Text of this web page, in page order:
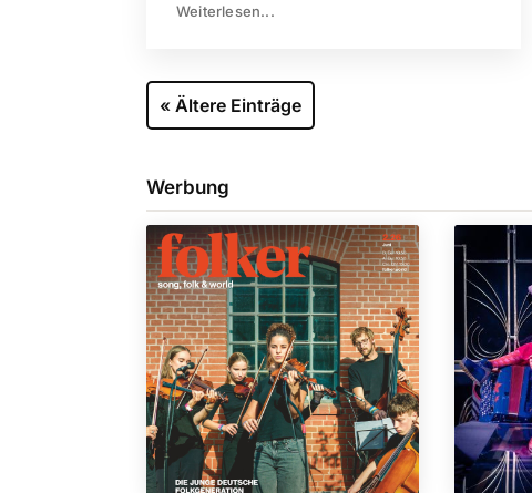
Weiterlesen...
« Ältere Einträge
Werbung